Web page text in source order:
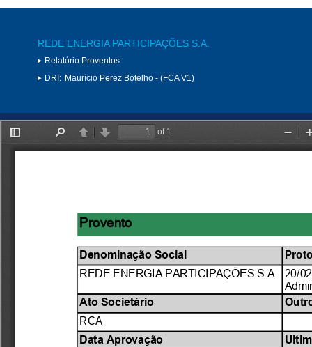
REDE ENERGIA PARTICIPAÇÕES S.A.
Relatório Proventos
DRI: Maurício Perez Botelho - (FCA V1)